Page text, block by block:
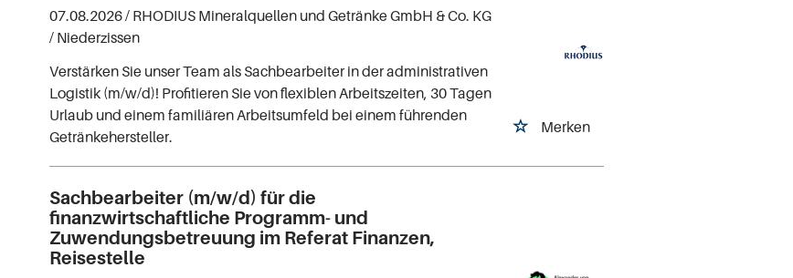
Merken
07.08.2026 / RHODIUS Mineralquellen und Getränke GmbH & Co. KG
/ Niederzissen
Verstärken Sie unser Team als Sachbearbeiter in der administrativen
Logistik (m/w/d)! Profitieren Sie von flexiblen Arbeitszeiten, 30 Tagen
Urlaub und einem familiären Arbeitsumfeld bei einem führenden
Getränkehersteller.
Sachbearbeiter (m/w/d) für die
finanzwirtschaftliche Programm- und
Zuwendungsbetreuung im Referat Finanzen,
Reisestelle